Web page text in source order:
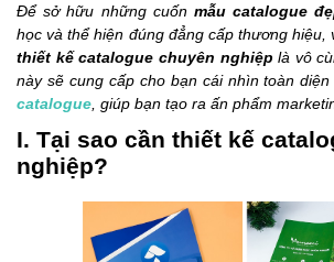
Để sở hữu những cuốn mẫu catalogue
học và thể hiện đúng đẳng cấp thương hiệu,
thiết kế catalogue chuyên nghiệp là vô
này sẽ cung cấp cho bạn cái nhìn toàn
catalogue , giúp bạn tạo ra ấn phẩm
I. Tại sao cần thiết kế
nghiệp?